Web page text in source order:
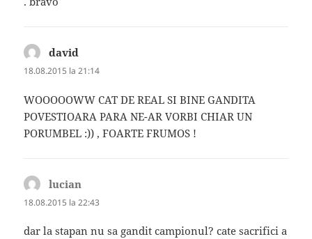
david
18.08.2015 la 21:14
WOOOOOWW CAT DE REAL SI BINE GANDITA
POVESTIOARA PARA NE-AR VORBI CHIAR UN
PORUMBEL :)) , FOARTE FRUMOS !
lucian
18.08.2015 la 22:43
dar la stapan nu sa gandit campionul? cate sacrifici a